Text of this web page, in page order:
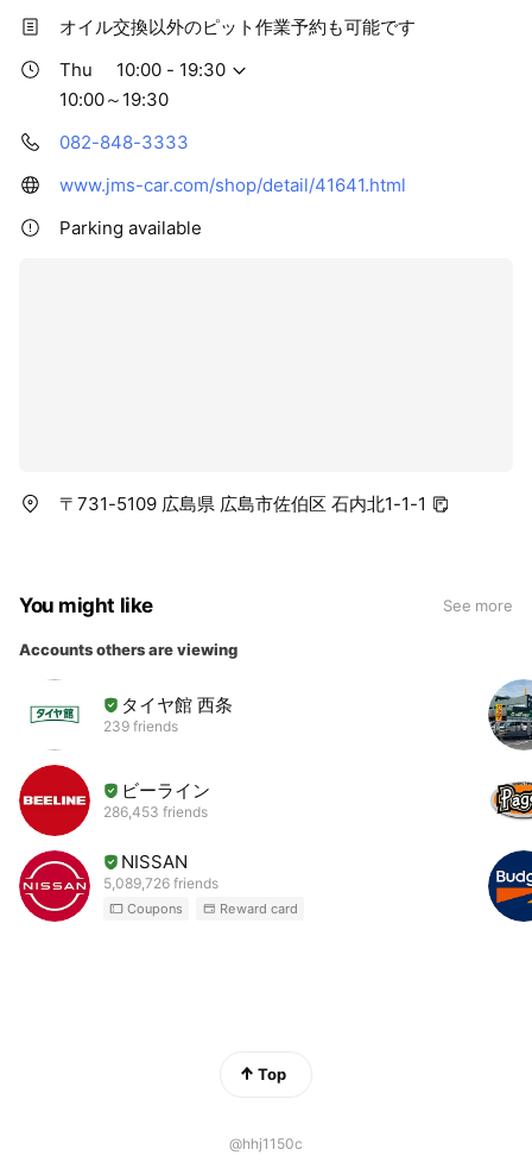
オイル交換以外のピット作業予約も可能です
Thu
10:00 - 19:30
10:00～19:30
082-848-3333
www.jms-car.com/shop/detail/41641.html
Parking available
〒731-5109 広島県 広島市佐伯区 石内北1-1-1
You might like See more
Accounts others are viewing
タイヤ館 西条
239 friends
ビーライン
286,453 friends
NISSAN
5,089,726 friends
Coupons Reward card
Top
@hhj1150c